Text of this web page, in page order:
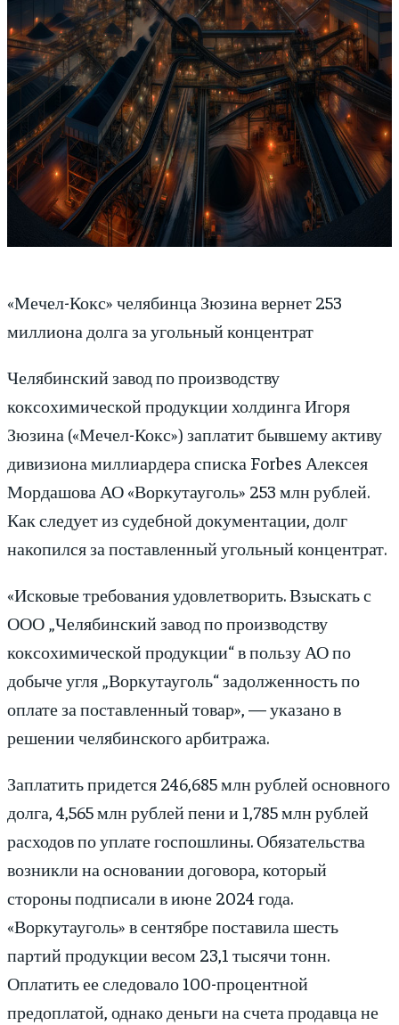
«Мечел-Кокс» челябинца Зюзина вернет 253
миллиона долга за угольный концентрат
Челябинский завод по производству
коксохимической продукции холдинга Игоря
Зюзина («Мечел-Кокс») заплатит бывшему активу
дивизиона миллиардера списка Forbes Алексея
Мордашова АО «Воркутауголь» 253 млн рублей.
Как следует из судебной документации, долг
накопился за поставленный угольный концентрат.
«Исковые требования удовлетворить. Взыскать с
ООО „Челябинский завод по производству
коксохимической продукции“ в пользу АО по
добыче угля „Воркутауголь“ задолженность по
оплате за поставленный товар», — указано в
решении челябинского арбитража.
Заплатить придется 246,685 млн рублей основного
долга, 4,565 млн рублей пени и 1,785 млн рублей
расходов по уплате госпошлины. Обязательства
возникли на основании договора, который
стороны подписали в июне 2024 года.
«Воркутауголь» в сентябре поставила шесть
партий продукции весом 23,1 тысячи тонн.
Оплатить ее следовало 100-процентной
предоплатой, однако деньги на счета продавца не